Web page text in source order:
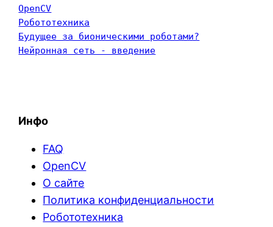
OpenCV
Робототехника
Будущее за бионическими роботами?
Нейронная сеть - введение
Инфо
FAQ
OpenCV
О сайте
Политика конфиденциальности
Робототехника